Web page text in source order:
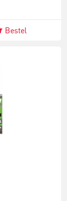
Bestel